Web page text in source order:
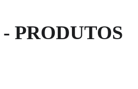
PRODUTOS